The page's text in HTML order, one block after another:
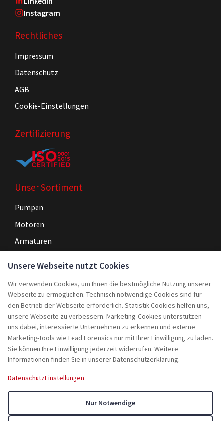
Instagram
Rechtliches
Impressum
Datenschutz
AGB
Cookie-Einstellungen
Zertifizierung
Unser Sortiment
Pumpen
Motoren
Armaturen
Navigation
Home
Service
Projekte
Rebuy
Kontakt
Unsere Webseite nutzt Cookies
Wir verwenden Cookies, um Ihnen die bestmögliche Nutzung unserer
Webseite zu ermöglichen. Technisch notwendige Cookies sind für
den Betrieb der Webseite erforderlich. Statistik-Cookies helfen uns,
unsere Webseite zu verbessern. Marketing-Cookies unterstützen
uns dabei, interessierte Unternehmen zu erkennen und externe
Marketing-Tools wie Lead Forensics nur mit Ihrer Einwilligung zu laden.
Sie können Ihre Einwilligung jederzeit widerrufen. Weitere
Informationen finden Sie in unserer Datenschutzerklärung.
DatenschutzEinstellungen
Nur Notwendige